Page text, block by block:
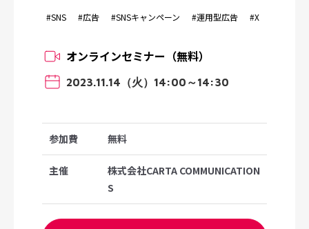
#SNS #広告 #SNSキャンペーン #運用型広告 #X
オンラインセミナー（無料）
2023.11.14（火）14:00～14:30
参加費 無料
主催
株式会社CARTA COMMUNICATION
S